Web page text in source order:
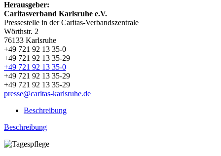
Herausgeber:
Caritasverband Karlsruhe e.V.
Pressestelle in der Caritas-Verbandszentrale
Wörthstr. 2
76133 Karlsruhe
+49 721 92 13 35-0
+49 721 92 13 35-29
+49 721 92 13 35-0
+49 721 92 13 35-29
+49 721 92 13 35-29
presse@caritas-karlsruhe.de
Beschreibung
Beschreibung